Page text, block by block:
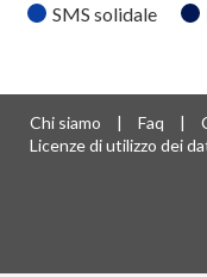
SMS solidale
Cittadini
12009
Associazioni
2706
Aziende
1668
Chi siamo | Faq |
Licenze di utilizzo dei